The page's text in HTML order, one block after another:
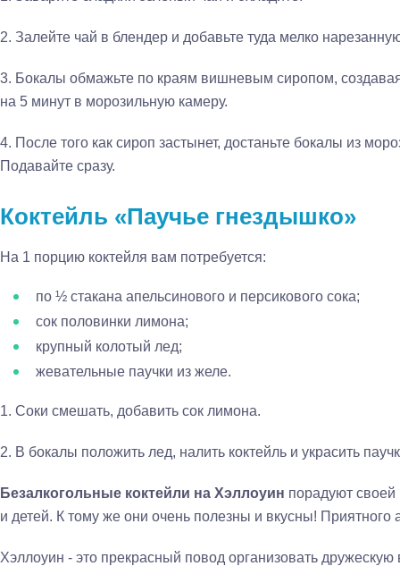
2. Залейте чай в блендер и добавьте туда мелко
3. Бокалы обмажьте по краям вишневым сиропом,
на 5 минут в морозильную камеру.
4. После того как сироп застынет, достаньте бокалы из
Подавайте сразу.
Коктейль «Паучье гнездышко»
На 1 порцию коктейля вам потребуется:
по ½ стакана апельсинового и персикового сока;
сок половинки лимона;
крупный колотый лед;
жевательные паучки из желе.
1. Соки смешать, добавить сок лимона.
2. В бокалы положить лед, налить коктейль и украсить
Безалкогольные коктейли на Хэллоуин порадуют своей
и детей. К тому же они очень полезны и вкусны! Приятного
Хэллоуин - это прекрасный повод организовать дружескую